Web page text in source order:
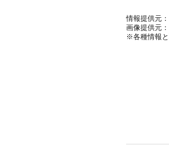
情報提供元
画像提供元
※各種情報と